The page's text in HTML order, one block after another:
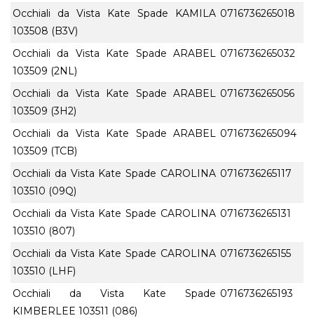
Occhiali da Vista Kate Spade KAMILA
103508 (B3V)
0716736265018
Occhiali da Vista Kate Spade ARABEL
103509 (2NL)
0716736265032
Occhiali da Vista Kate Spade ARABEL
103509 (3H2)
0716736265056
Occhiali da Vista Kate Spade ARABEL
103509 (TCB)
0716736265094
Occhiali da Vista Kate Spade CAROLINA
103510 (09Q)
0716736265117
Occhiali da Vista Kate Spade CAROLINA
103510 (807)
0716736265131
Occhiali da Vista Kate Spade CAROLINA
103510 (LHF)
0716736265155
Occhiali da Vista Kate Spade
KIMBERLEE 103511 (086)
0716736265193